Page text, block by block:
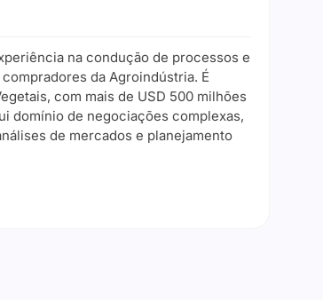
na condução de processos e
da Agroindústria. É
com mais de USD 500 milhões
domínio de negociações complexas,
de mercados e planejamento